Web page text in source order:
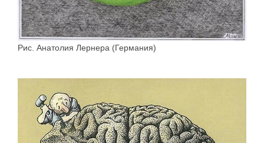
Рис. Анатолия Лернера (Германия)